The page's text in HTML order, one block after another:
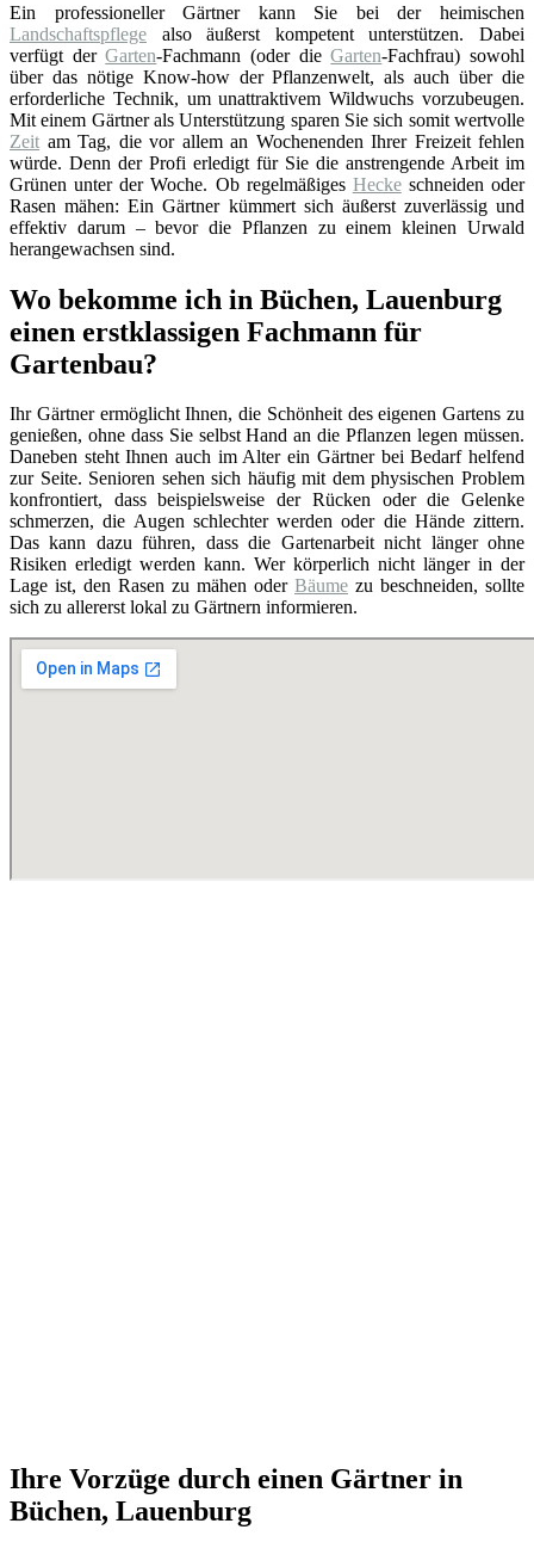
Ein professioneller Gärtner kann Sie bei der heimischen
Landschaftspflege also äußerst kompetent unterstützen. Dabei
verfügt derGarten-Fachmann (oder dieGarten-Fachfrau) sowohl
über das nötige Know-how der Pflanzenwelt, als auch über die
erforderliche Technik, um unattraktivem Wildwuchs vorzubeugen.
Mit einem Gärtner als Unterstützung sparen Sie sich somit wertvolle
Zeit am Tag, die vor allem an Wochenenden Ihrer Freizeit fehlen
würde. Denn der Profi erledigt für Sie die anstrengende Arbeit im
Grünen unter der Woche. Ob regelmäßiges Heckeschneiden oder
Rasen mähen: Ein Gärtner kümmert sich äußerst zuverlässig und
effektiv darum – bevor die Pflanzen zu einem kleinen Urwald
herangewachsen sind.
Wo bekomme ich in Büchen, Lauenburg
einen erstklassigen Fachmann für
Gartenbau?
Ihr Gärtner ermöglicht Ihnen, die Schönheit des eigenen Gartens zu
genießen, ohne dass Sie selbst Hand an die Pflanzen legen müssen.
Daneben steht Ihnen auch im Alter ein Gärtner bei Bedarf helfend
zur Seite. Senioren sehen sich häufig mit dem physischen Problem
konfrontiert, dass beispielsweise der Rücken oder die Gelenke
schmerzen, die Augen schlechter werden oder die Hände zittern.
Das kann dazu führen, dass die Gartenarbeit nicht länger ohne
Risiken erledigt werden kann. Wer körperlich nicht länger in der
Lage ist, den Rasen zu mähen oder Bäume zu beschneiden, sollte
sich zu allererst lokal zu Gärtnern informieren.
Ihre Vorzüge durch einen Gärtner in
Büchen, Lauenburg